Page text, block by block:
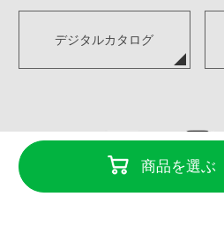
商品を選ぶ
デジタルカタログ